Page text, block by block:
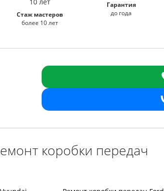
Стаж мастеров
более 10 лет
Гарантия
до года
коробки передач